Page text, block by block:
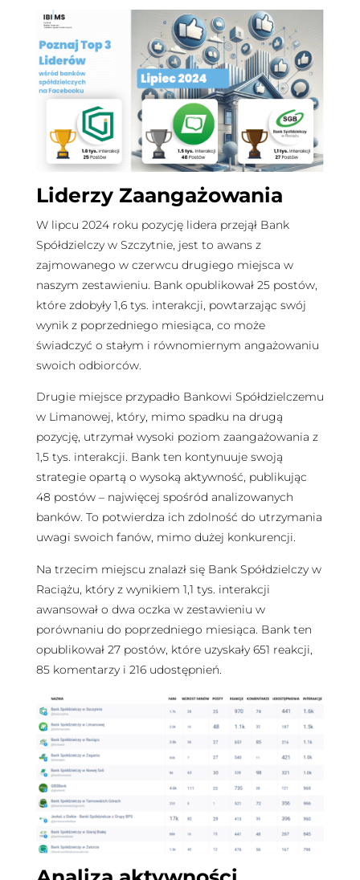
Liderzy Zaangażowania
W lipcu 2024 roku pozycję lidera przejął Bank
Spółdzielczy w Szczytnie, jest to awans z
zajmowanego w czerwcu drugiego miejsca w
naszym zestawieniu. Bank opublikował 25 postów,
które zdobyły 1,6 tys. interakcji, powtarzając swój
wynik z poprzedniego miesiąca, co może
świadczyć o stałym i równomiernym angażowaniu
swoich odbiorców.
Drugie miejsce przypadło Bankowi Spółdzielczemu
w Limanowej, który, mimo spadku na drugą
pozycję, utrzymał wysoki poziom zaangażowania z
1,5 tys. interakcji. Bank ten kontynuuje swoją
strategie opartą o wysoką aktywność, publikując
48 postów – najwięcej spośród analizowanych
banków. To potwierdza ich zdolność do utrzymania
uwagi swoich fanów, mimo dużej konkurencji.
Na trzecim miejscu znalazł się Bank Spółdzielczy w
Raciążu, który z wynikiem 1,1 tys. interakcji
awansował o dwa oczka w zestawieniu w
porównaniu do poprzedniego miesiąca. Bank ten
opublikował 27 postów, które uzyskały 651 reakcji,
85 komentarzy i 216 udostępnień.